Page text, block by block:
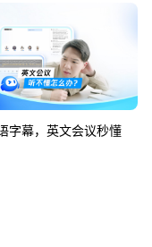
字幕，英文会议秒懂